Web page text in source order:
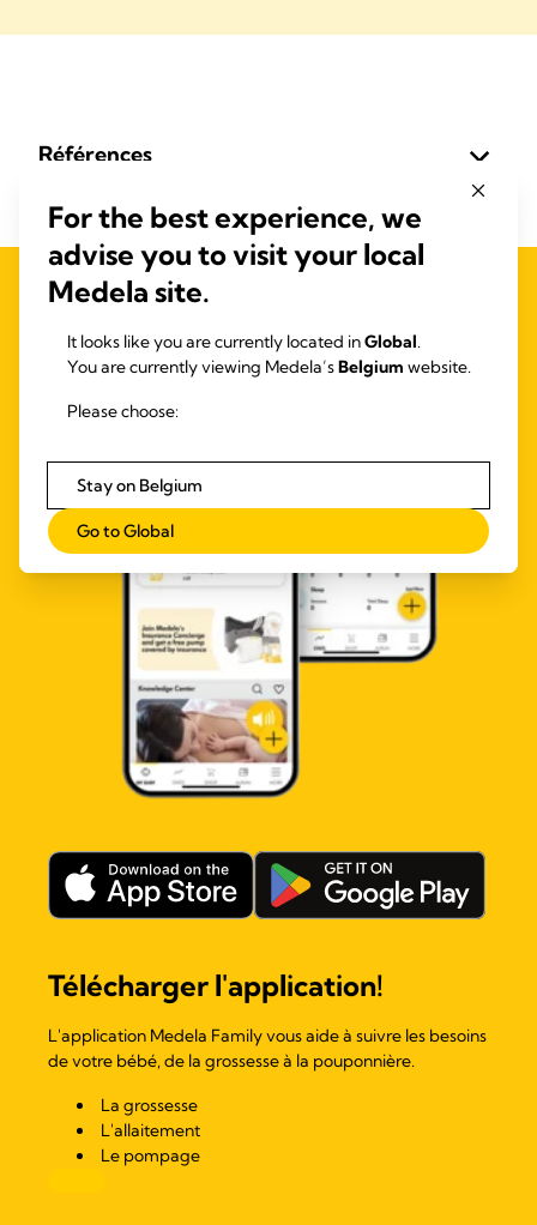
Références
Télécharger l'application!
L'application Medela Family vous aide à suivre les besoins
de votre bébé, de la grossesse à la pouponnière.
La grossesse
L'allaitement
Le pompage
For the best experience, we
advise you to visit your local
Medela site.
It looks like you are currently located inGlobal.
You are currently viewing Medela’sBelgium website.
Please choose:
Stay on Belgium
Go to Global